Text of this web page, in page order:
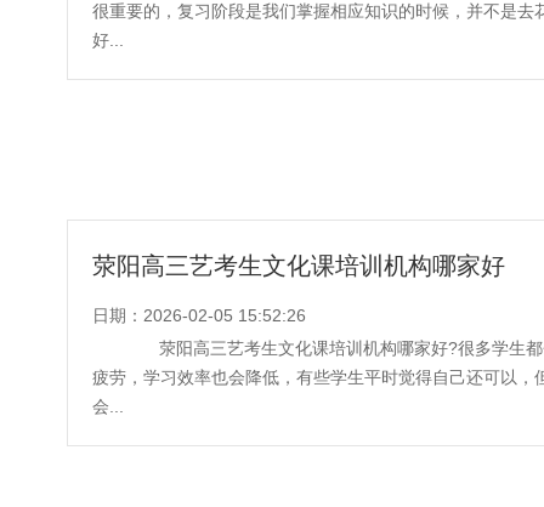
很重要的，复习阶段是我们掌握相应知识的时候，并不是
好...
荥阳高三艺考生文化课培训机构哪家好
日期：2026-02-05 15:52:26
荥阳高三艺考生文化课培训机构哪家好?很多学生都
疲劳，学习效率也会降低，有些学生平时觉得自己还可以
会...